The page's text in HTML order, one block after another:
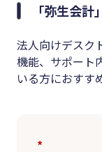
「弥生会
法人向けデスク
機能、サポート
いる方におすす
*